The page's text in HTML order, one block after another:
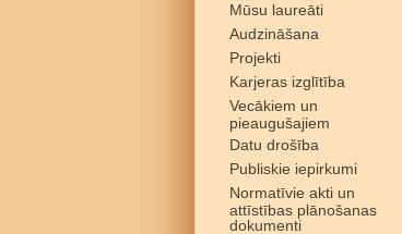
Mūsu laureāti
Audzināšana
Projekti
Karjeras izglītība
Vecākiem un
pieaugušajiem
Datu drošība
Publiskie iepirkumi
Normatīvie akti un
attīstības plānošanas
dokumenti